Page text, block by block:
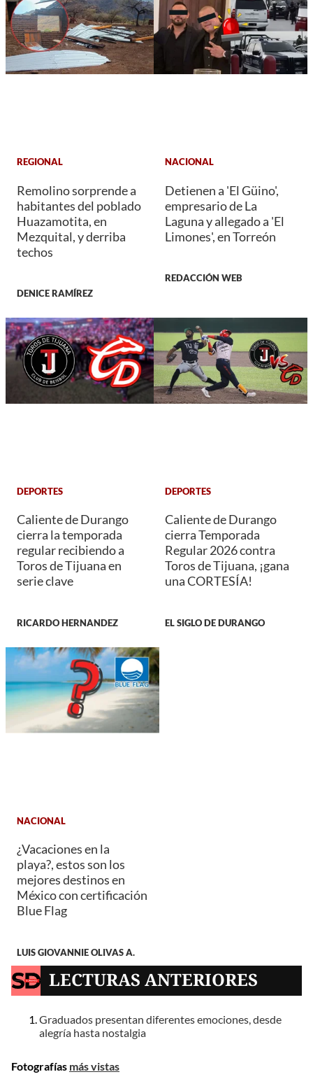
REGIONAL
Remolino sorprende a
habitantes del poblado
Huazamotita, en
Mezquital, y derriba
techos
DENICE RAMÍREZ
NACIONAL
Detienen a 'El Güino',
empresario de La
Laguna y allegado a 'El
Limones', en Torreón
REDACCIÓN WEB
DEPORTES
Caliente de Durango
cierra la temporada
regular recibiendo a
Toros de Tijuana en
serie clave
RICARDO HERNANDEZ
DEPORTES
Caliente de Durango
cierra Temporada
Regular 2026 contra
Toros de Tijuana, ¡gana
una CORTESÍA!
EL SIGLO DE DURANGO
NACIONAL
¿Vacaciones en la
playa?, estos son los
mejores destinos en
México con certificación
Blue Flag
LUIS GIOVANNIE OLIVAS A.
LECTURAS ANTERIORES
Graduados presentan diferentes emociones, desde
alegría hasta nostalgia
Fotografías más vistas